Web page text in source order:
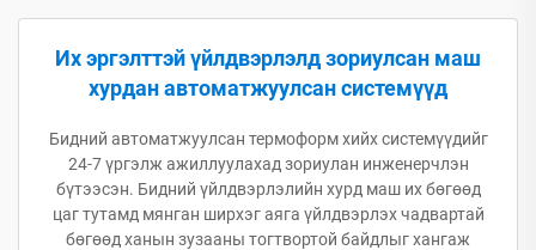
Их эргэлттэй үйлдвэрлэлд зориулсан маш
хурдан автоматжуулсан системүүд
Бидний автоматжуулсан термоформ хийх системүүдийг
24-7 үргэлж ажиллуулахад зориулан инженерчлэн
бүтээсэн. Бидний үйлдвэрлэлийн хурд маш их бөгөөд
цаг тутамд мянган ширхэг аяга үйлдвэрлэх чадвартай
бөгөөд ханын зузааны тогтвортой байдлыг хангаж